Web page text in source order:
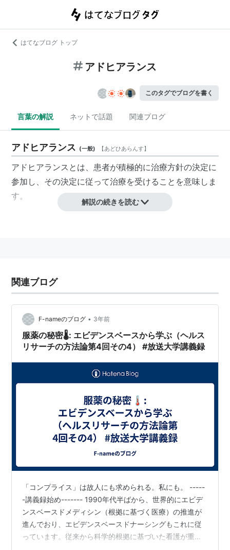
はてなブログ トップ
アドヒアランス
このタグでブログを書く
言葉の解説 ネットで話題 関連ブログ
アドヒアランス (一般) 【あどひあらんす】
アドヒアランスとは、患者が積極的に治療方針の決定に
参加し、その決定に従って治療を受けることを意味しま
す。
解説の続きを読む
関連ブログ
F-nameのブログ • 3年前
服薬の秘密🌡️: エビデンスベースから学ぶ（ヘルス
リサーチの方法論第4回その4） #放送大学講義録
「コンプライス」は故人にも求められる。私にも。 -----
-講義録始め------- 1990年代半ばから、世界的にエビデ
ンスベースドメディシン（根拠に基づく医療）の推進が
進んでおり、エビデンスベースドナーシングもこれに従
っています。従来から科学的根拠に基づいた看護が重要